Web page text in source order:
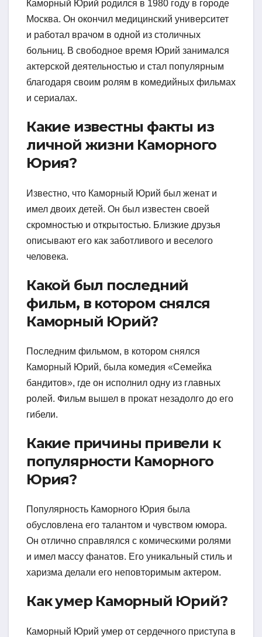
Каморный Юрий родился в 1980 году в городе
Москва. Он окончил медицинский университет
и работал врачом в одной из столичных
больниц. В свободное время Юрий занимался
актерской деятельностью и стал популярным
благодаря своим ролям в комедийных фильмах
и сериалах.
Какие известны факты из
личной жизни Каморного
Юрия?
Известно, что Каморный Юрий был женат и
имел двоих детей. Он был известен своей
скромностью и открытостью. Близкие друзья
описывают его как заботливого и веселого
человека.
Какой был последний
фильм, в котором снялся
Каморный Юрий?
Последним фильмом, в котором снялся
Каморный Юрий, была комедия «Семейка
бандитов», где он исполнил одну из главных
ролей. Фильм вышел в прокат незадолго до его
гибели.
Какие причины привели к
популярности Каморного
Юрия?
Популярность Каморного Юрия была
обусловлена его талантом и чувством юмора.
Он отлично справлялся с комическими ролями
и имел массу фанатов. Его уникальный стиль и
харизма делали его неповторимым актером.
Как умер Каморный Юрий?
Каморный Юрий умер от сердечного приступа в